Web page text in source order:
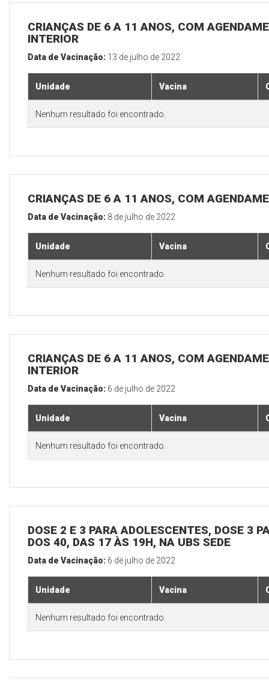
CRIANÇAS DE 6 A 11 ANOS, COM
INTERIOR
Data de Vacinação: 13 de julho de 2022
Unidade Vacina
Nenhum resultado foi encontrado.
CRIANÇAS DE 6 A 11 ANOS, COM
Data de Vacinação: 8 de julho de 2022
Unidade Vacina
Nenhum resultado foi encontrado.
CRIANÇAS DE 6 A 11 ANOS, COM
INTERIOR
Data de Vacinação: 6 de julho de 2022
Unidade Vacina
Nenhum resultado foi encontrado.
DOSE 2 E 3 PARA ADOLESCENTES, DOSE 3
DOS 40, DAS 17 ÀS 19H, NA UBS SEDE
Data de Vacinação: 6 de julho de 2022
Unidade Vacina
Nenhum resultado foi encontrado.